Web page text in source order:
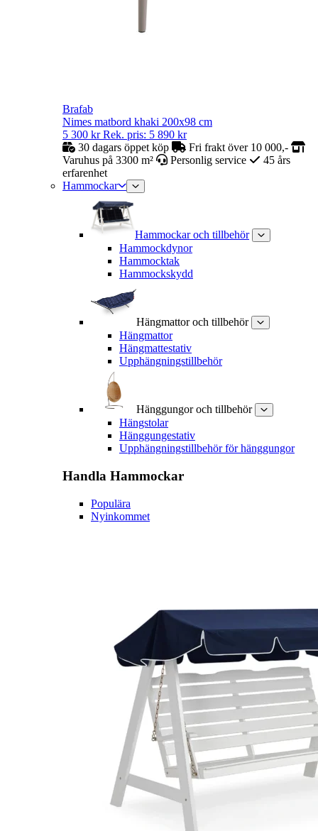
Brafab
Nimes matbord khaki 200x98 cm
5 300 kr Rek. pris: 5 890 kr
30 dagars öppet köp
Fri frakt över 10 000,-
Varuhus på 3300 m²
Personlig service
45 års
erfarenhet
Hammockar
Hammockar och tillbehör
Hammockdynor
Hammocktak
Hammockskydd
Hängmattor och tillbehör
Hängmattor
Hängmattestativ
Upphängningstillbehör
Hänggungor och tillbehör
Hängstolar
Hänggungestativ
Upphängningstillbehör för hänggungor
Handla Hammockar
Populära
Nyinkommet